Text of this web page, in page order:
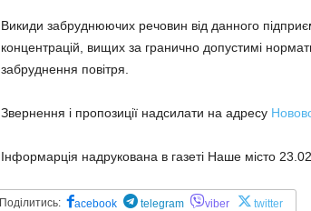
Викиди забруднюючих речовин від данного
концентрацій, вищих за гранично допустимі
забруднення повітря.
Звернення і пропозиції надсилати на адресу
Інформарція надрукована в газеті Наше місто
Поділитись: acebook telegram viber twitter